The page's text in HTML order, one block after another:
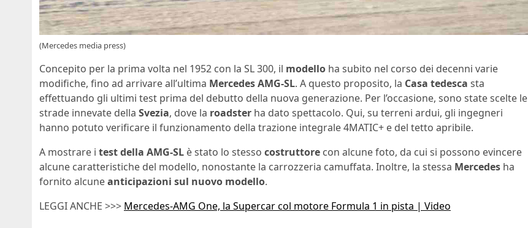
(Mercedes media press)
Concepito per la prima volta nel 1952 con la SL 300, il modello ha subito nel corso dei decenni varie
modifiche, fino ad arrivare all’ultima Mercedes AMG-SL. A questo proposito, la Casa tedesca sta
effettuando gli ultimi test prima del debutto della nuova generazione. Per l’occasione, sono state scelte le
strade innevate della Svezia, dove la roadster ha dato spettacolo. Qui, su terreni ardui, gli ingegneri
hanno potuto verificare il funzionamento della trazione integrale 4MATIC+ e del tetto apribile.
A mostrare i test della AMG-SL è stato lo stesso costruttore con alcune foto, da cui si possono evincere
alcune caratteristiche del modello, nonostante la carrozzeria camuffata. Inoltre, la stessa Mercedes ha
fornito alcuneanticipazioni sul nuovo modello.
LEGGI ANCHE >>> Mercedes-AMG One, la Supercar col motore Formula 1 in pista | Video